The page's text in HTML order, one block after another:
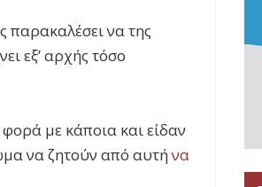
παρακαλέσει να της
εξ’ αρχής τόσο
με κάποια και είδαν
να ζητούν από αυτήνα